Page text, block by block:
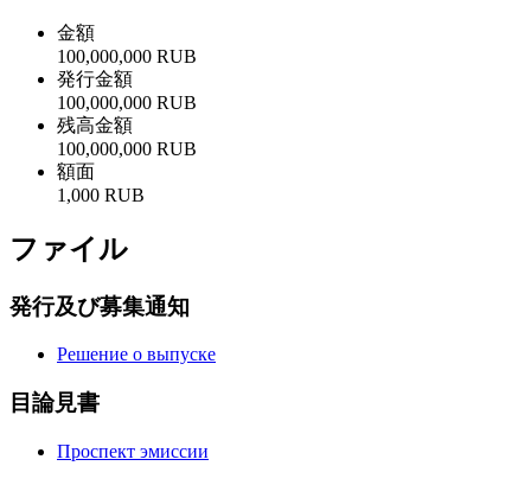
金額
100,000,000 RUB
発行金額
100,000,000 RUB
残高金額
100,000,000 RUB
額面
1,000 RUB
ファイル
発行及び募集通知
Решение о выпуске
目論見書
Проспект эмиссии